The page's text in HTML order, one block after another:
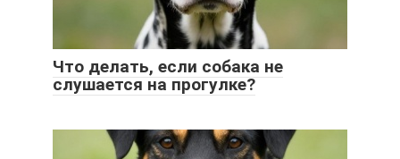
Что делать, если собака не
слушается на прогулке?